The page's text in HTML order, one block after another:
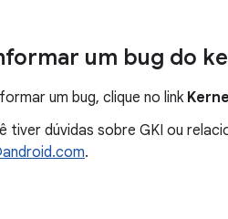
um bug do
um bug, clique no link
tiver dúvidas sobre GKI ou
.